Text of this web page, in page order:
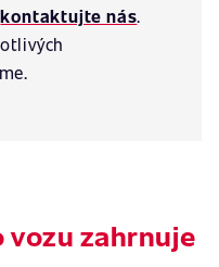
kontaktujte nás.
vozu zahrnuje